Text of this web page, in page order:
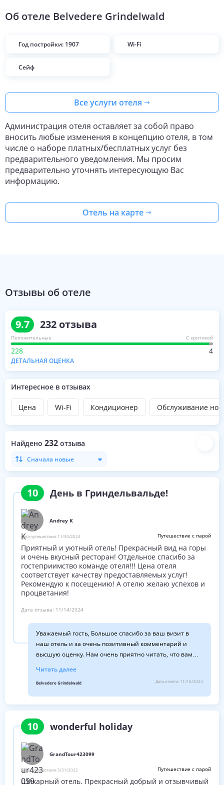
Об отеле Belvedere Grindelwald
Год постройки: 1907 Wi-Fi
Сейф
Все услуги отеля
Администрация отеля оставляет за собой право
вносить любые изменения в концепцию отеля, в том
числе о наборе платных/бесплатных услуг без
предварительного уведомления. Мы просим
предварительно уточнять интересующую Вас
информацию.
Отель на карте
Отзывы об отеле
9.7 232 отзыва
Положительные С критикой
228 4
ДЕТАЛЬНАЯ ОЦЕНКА
Интересное в отзывах
Цена Wi-Fi Кондиционер Обслуживание
Найдено 232 отзыва
Сначала новые
10 День в Гриндельвальде!
Andrey K
Дата путешествия: 11/30/2024 Путешествие с парой
Приятный и уютный отель! Прекрасный вид на горы
и очень вкусный ресторан! Отдельное спасибо за
гостеприимство команде отеля!!! Цена отеля
соответствует качеству предоставляемых услуг!
Рекомендую к посещению! А отелю желаю успехов и
процветания!
Дата отзыва: 11/14/2024
Уважаемый гость, Большое спасибо за ваш визит в
наш отель и за очень позитивный комментарий и
высшую оценку. Нам очень приятно читать, что вам
рекомендуете нас другим. Мы также надеемся, что вы
снова посетите нас в ближайшем будущем. С
наилучшими пожеланиями Семья Хаузеров и персонал
Читать далее
Belvedere Grindelwald Дата ответа: 11/16/2024
10 wonderful holiday
GrandTour423099
Дата путешествия:5/31/2022 Путешествие с парой
Шикарный отель. Прекрасный добрый и отзывчивый